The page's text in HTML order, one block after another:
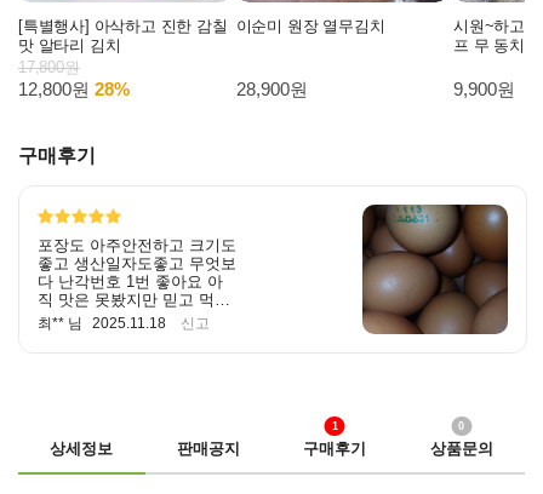
[특별행사] 아삭하고 진한 감칠
맛 알타리 김치
17,800원
12,800원 28%
이순미 원장 열무김치
28,900원
시원~하고
프 무 동치미
9,900원
구매후기
포장도 아주안전하고 크기도
좋고 생산일자도좋고 무엇보
다 난각번호 1번 좋아요 아
직 맛은 못봤지만 믿고 먹겠
습니다 자주구매할께요~ 번
창하세요 ^^
최** 님 2025.11.18 신고
상세정보 판매공지 구매후기
1
상품문의
0